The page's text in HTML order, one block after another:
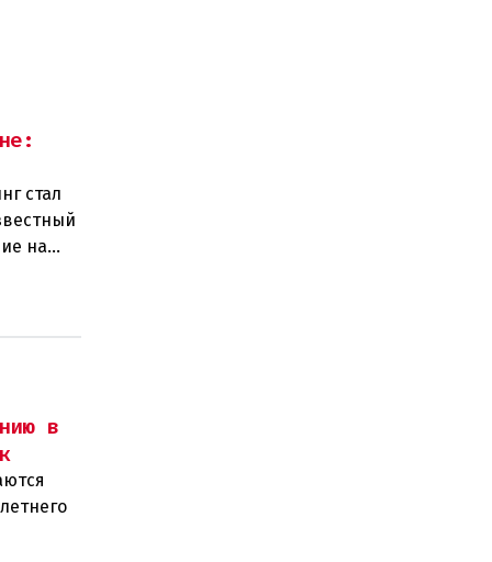
стал
на
в